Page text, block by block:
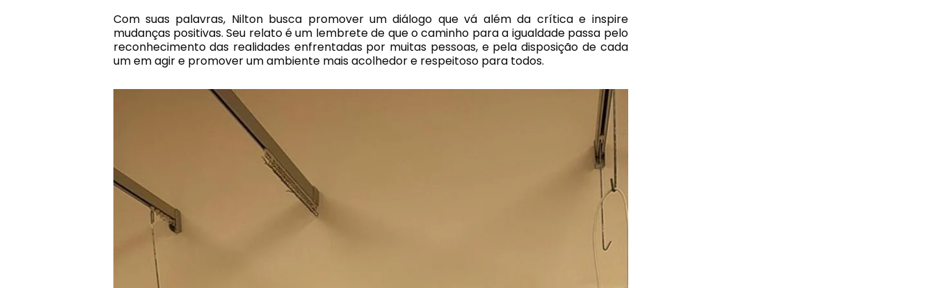
Com suas palavras, Nilton busca promover um diálogo que vá além da crítica e inspire
mudanças positivas. Seu relato é um lembrete de que o caminho para a igualdade passa pelo
reconhecimento das realidades enfrentadas por muitas pessoas, e pela disposição de cada
um em agir e promover um ambiente mais acolhedor e respeitoso para todos.